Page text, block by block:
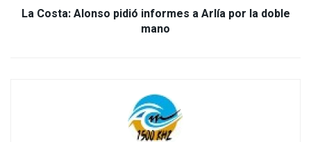
La Costa: Alonso pidió informes a Arlía por la doble
mano